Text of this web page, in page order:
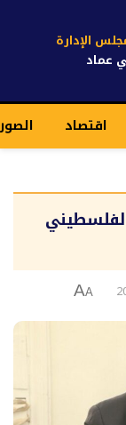
الإدارة
عماد
اقتصاد
الفلسطيني
A
A